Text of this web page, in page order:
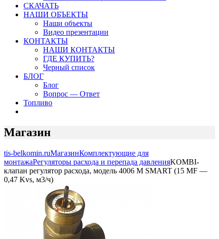
СКАЧАТЬ
НАШИ ОБЪЕКТЫ
Наши объекты
Видео презентации
КОНТАКТЫ
НАШИ КОНТАКТЫ
ГДЕ КУПИТЬ?
Черный список
БЛОГ
Блог
Вопрос — Ответ
Топливо
Магазин
tis-belkomin.ruМагазинКомплектующие для
монтажаРегуляторы расхода и перепада давленияKOMBI-
клапан регулятор расхода, модель 4006 M SMART (15 MF —
0,47 Kvs, м3/ч)